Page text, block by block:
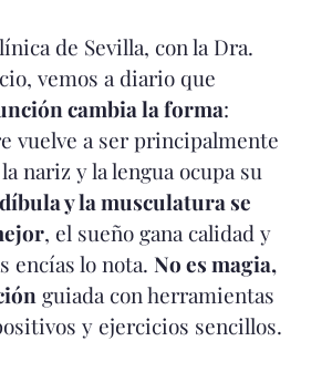
de Sevilla, con la Dra.
vemos a diario que
cambia la forma:
vuelve a ser principalmente
nariz y la lengua ocupa su
y la musculatura se
, el sueño gana calidad y
encías lo nota. No es magia,
guiada con herramientas
y ejercicios sencillos.